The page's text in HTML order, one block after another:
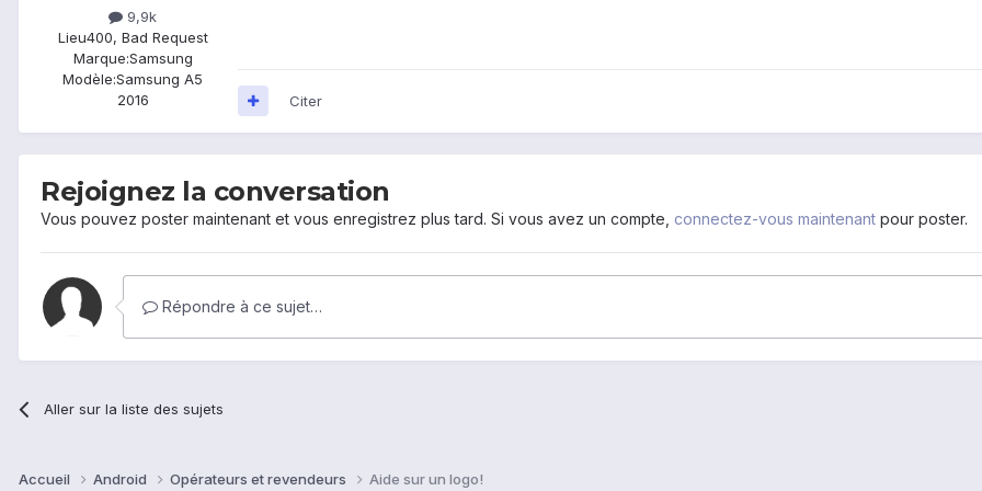
9,9k
Lieu400, Bad Request
Marque:Samsung
Modèle:Samsung A5
2016
Citer
Rejoignez la conversation
Vous pouvez poster maintenant et vous enregistrez plus tard. Si vous avez un compte, connectez-vous maintenant pour poster.
Répondre à ce sujet…
Aller sur la liste des sujets
Accueil Android Opérateurs et revendeurs Aide sur un logo!